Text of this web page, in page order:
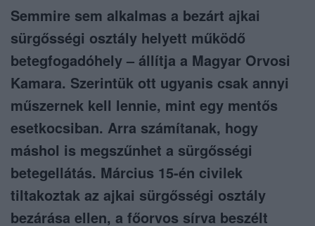
Semmire sem alkalmas a bezárt ajkai
sürgősségi osztály helyett működő
betegfogadóhely – állítja a Magyar Orvosi
Kamara. Szerintük ott ugyanis csak annyi
műszernek kell lennie, mint egy mentős
esetkocsiban. Arra számítanak, hogy
máshol is megszűnhet a sürgősségi
betegellátás. Március 15-én civilek
tiltakoztak az ajkai sürgősségi osztály
bezárása ellen, a főorvos sírva beszélt